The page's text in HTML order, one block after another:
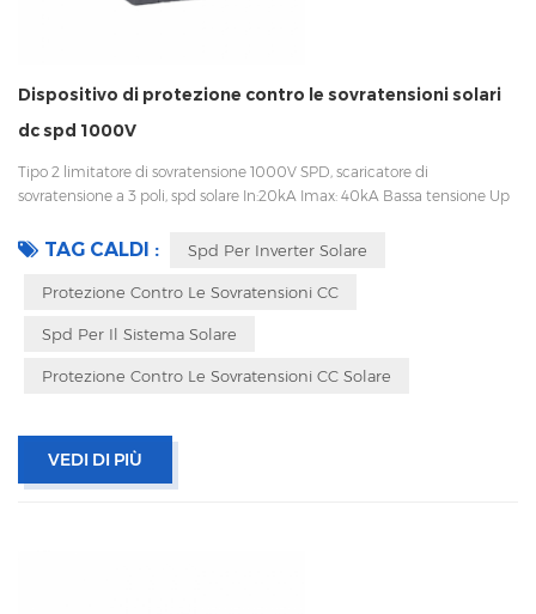
Dispositivo di protezione contro le sovratensioni solari
dc spd 1000V
Tipo 2 limitatore di sovratensione 1000V SPD, scaricatore di
sovratensione a 3 poli, spd solare In:20kA Imax: 40kA Bassa tensione Up
61643-11 UL, TUV, CE, RoHS OEM accettabile
TAG CALDI : Spd Per Inverter Solare
Protezione Contro Le Sovratensioni CC
Spd Per Il Sistema Solare
Protezione Contro Le Sovratensioni CC Solare
VEDI DI PIÙ